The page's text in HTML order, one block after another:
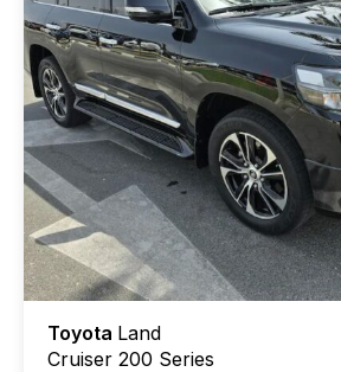
Toyota Land
Cruiser 200 Series